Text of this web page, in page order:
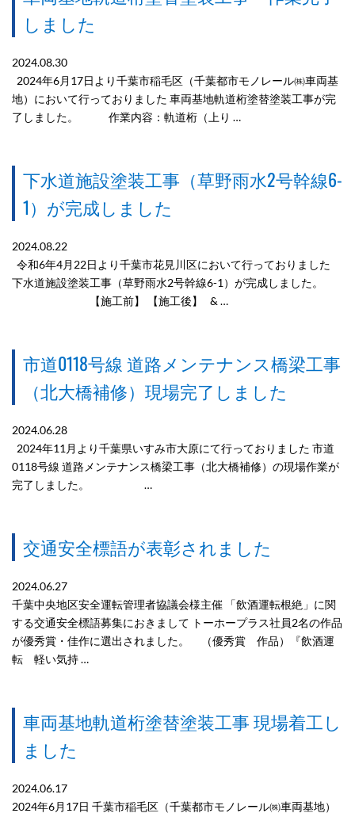
しました
2024.08.30
2024年6月17日より千葉市稲毛区（千葉都市モノレール㈱車両基
地）において行っておりました 車両基地軌道桁塗替塗装工事が完
了しました。 作業内容：軌道桁（上り …
下水道施設塗装工事（草野雨水2号幹線6-
1）が完成しました
2024.08.22
令和6年4月22日より千葉市花見川区において行っておりました
下水道施設塗装工事（草野雨水2号幹線6-1）が完成しました。
【施工前】 【施工後】 & …
市道0118号線 道路メンテナンス橋梁工事
（北大橋補修）現場完了しました
2024.06.28
2024年11月より千葉県いすみ市大原にて行っておりました 市道
0118号線 道路メンテナンス橋梁工事（北大橋補修）の現場作業が
完了しました。 …
交通安全標語が表彰されました
2024.06.27
千葉中央地区安全運転管理者協議会様主催 「飲酒運転根絶」に関
する交通安全標語募集におきまして トーホープラス社員2名の作品
が優秀賞・佳作に選出されました。 （優秀賞 作品）『飲酒運
転 軽い気持 …
車両基地軌道桁塗替塗装工事 現場着工し
ました
2024.06.17
2024年6月17日 千葉市稲毛区（千葉都市モノレール㈱車両基地）